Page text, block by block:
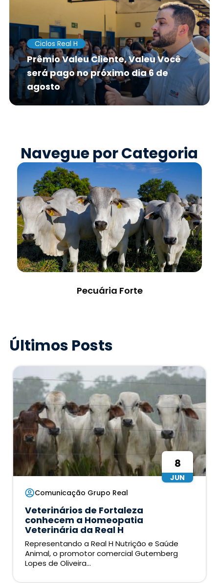
Ciclos Real H
Prêmio Valeu Cliente, Valeu Você
será pago no próximo dia 6 de
agosto
Navegue por Categoria
Pecuária Forte
Últimos Posts
8
JUN
Comunicação Grupo Real
Veterinários de Fortaleza
conhecem a Homeopatia
Veterinária da Real H
Representando a Real H Nutrição e Saúde
Animal, o promotor comercial Gutemberg
Lopes de Oliveira...